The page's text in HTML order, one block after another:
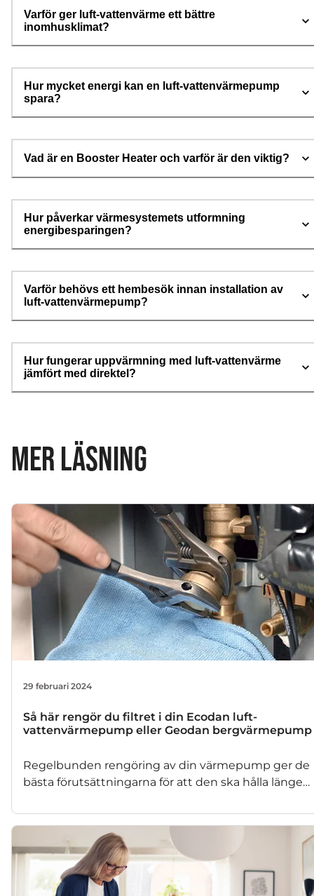
Varför ger luft-vattenvärme ett bättre
inomhusklimat?
Hur mycket energi kan en luft-vattenvärmepump
spara?
Vad är en Booster Heater och varför är den viktig?
Hur påverkar värmesystemets utformning
energibesparingen?
Varför behövs ett hembesök innan installation av
luft-vattenvärmepump?
Hur fungerar uppvärmning med luft-vattenvärme
jämfört med direktel?
MER LÄSNING
29 februari 2024
Så här rengör du filtret i din Ecodan luft-
vattenvärmepump eller Geodan bergvärmepump
Regelbunden rengöring av din värmepump ger de
bästa förutsättningarna för att den ska hålla länge
hur gör man då? Här får du reda på allt du behöver
veta, både i text och i film.